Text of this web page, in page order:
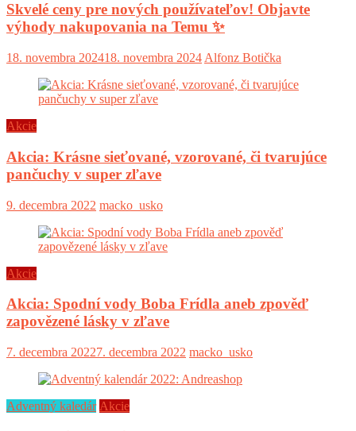
Skvelé ceny pre nových používateľov! Objavte
výhody nakupovania na Temu ✨
18. novembra 202418. novembra 2024 Alfonz Botička
Akcie
Akcia: Krásne sieťované, vzorované, či tvarujúce
pančuchy v super zľave
9. decembra 2022 macko_usko
Akcie
Akcia: Spodní vody Boba Frídla aneb zpověď
zapovězené lásky v zľave
7. decembra 20227. decembra 2022 macko_usko
Adventný kaledár Akcie